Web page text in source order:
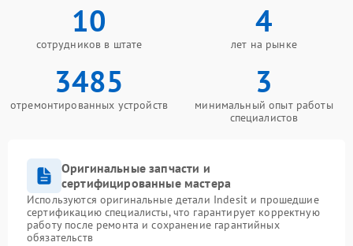
10
сотрудников в штате
4
лет на рынке
3485
отремонтированных устройств
3
минимальный опыт работы
специалистов
Оригинальные запчасти и
сертифицированные мастера
Используются оригинальные детали Indesit и прошедшие
сертификацию специалисты, что гарантирует корректную
работу после ремонта и сохранение гарантийных
обязательств